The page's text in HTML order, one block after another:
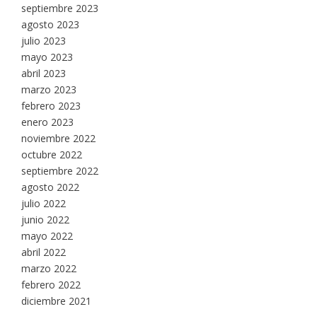
septiembre 2023
agosto 2023
julio 2023
mayo 2023
abril 2023
marzo 2023
febrero 2023
enero 2023
noviembre 2022
octubre 2022
septiembre 2022
agosto 2022
julio 2022
junio 2022
mayo 2022
abril 2022
marzo 2022
febrero 2022
diciembre 2021